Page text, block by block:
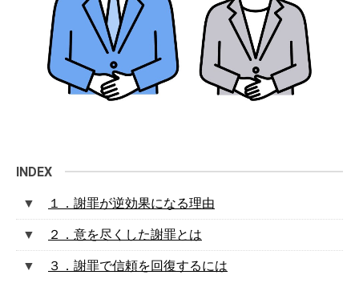
本サイトのご利用にあたって
お問い合わせ
１．謝罪が逆効果になる理由
２．意を尽くした謝罪とは
３．謝罪で信頼を回復するには